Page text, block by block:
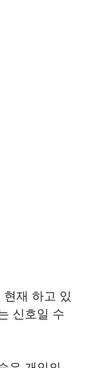
재 하고 있
신호일 수